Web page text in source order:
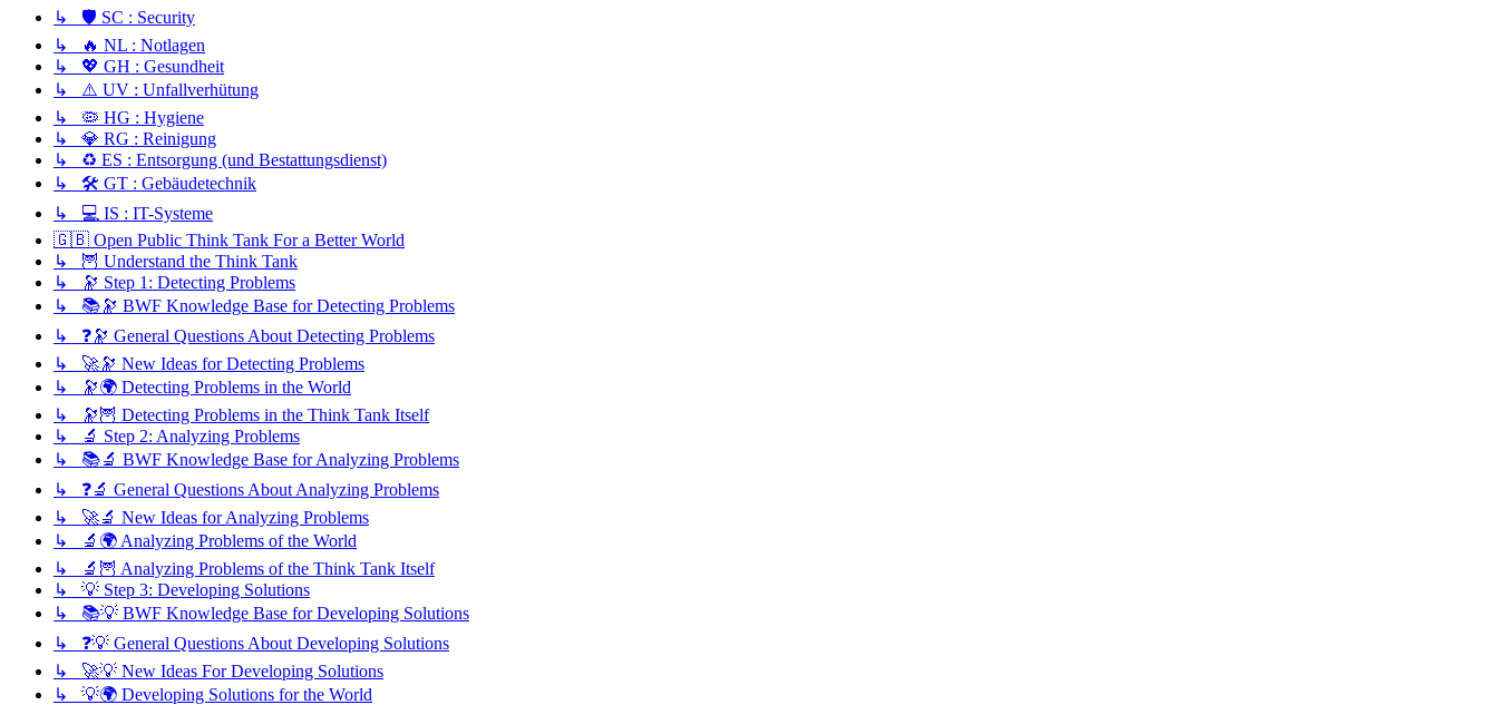
↳ 🛡️ SC : Security
↳ 🔥 NL : Notlagen
↳ 💖 GH : Gesundheit
↳ ⚠️ UV : Unfallverhütung
↳ 🦠 HG : Hygiene
↳ 💎 RG : Reinigung
↳ ♻️ ES : Entsorgung (und Bestattungsdienst)
↳ 🛠️ GT : Gebäudetechnik
↳ 💻 IS : IT-Systeme
🇬🇧 Open Public Think Tank For a Better World
↳ 🦉 Understand the Think Tank
↳ 🔭 Step 1: Detecting Problems
↳ 📚🔭 BWF Knowledge Base for Detecting Problems
↳ ❓🔭 General Questions About Detecting Problems
↳ 🚀🔭 New Ideas for Detecting Problems
↳ 🔭🌍 Detecting Problems in the World
↳ 🔭🦉 Detecting Problems in the Think Tank Itself
↳ 🔬 Step 2: Analyzing Problems
↳ 📚🔬 BWF Knowledge Base for Analyzing Problems
↳ ❓🔬 General Questions About Analyzing Problems
↳ 🚀🔬 New Ideas for Analyzing Problems
↳ 🔬🌍 Analyzing Problems of the World
↳ 🔬🦉 Analyzing Problems of the Think Tank Itself
↳ 💡 Step 3: Developing Solutions
↳ 📚💡 BWF Knowledge Base for Developing Solutions
↳ ❓💡 General Questions About Developing Solutions
↳ 🚀💡 New Ideas For Developing Solutions
↳ 💡🌍 Developing Solutions for the World